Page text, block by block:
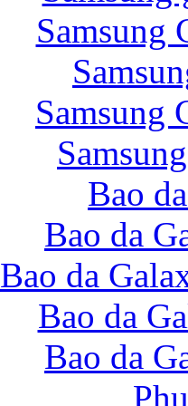
Bao da Galaxy
Nắp lưng Samsung
Bao da Samsung
Samsung
Samsung
Bao
Bao da
Bao da
Bao da
Bao da